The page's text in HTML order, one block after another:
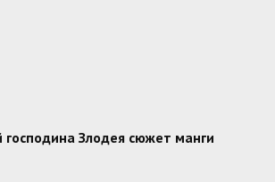
Злодея сюжет манги